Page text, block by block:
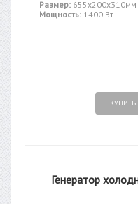
Размер: 655x200x310мм
Мощность: 1400 Вт
КУПИТЬ
Генератор